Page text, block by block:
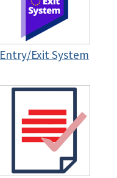
Entry/Exit System